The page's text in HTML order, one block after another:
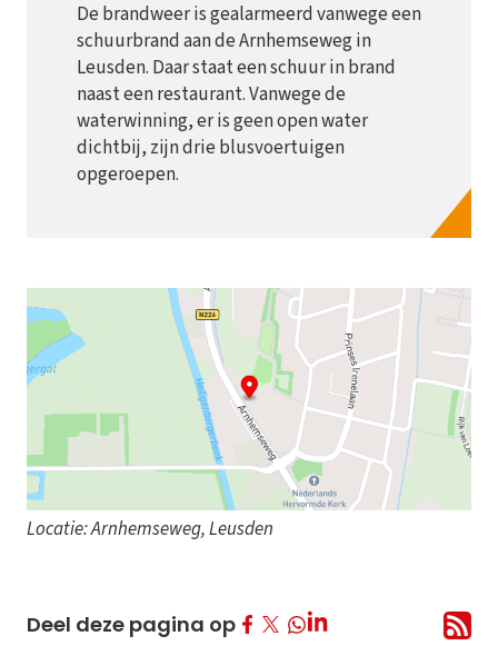
De brandweer is gealarmeerd vanwege een
schuurbrand aan de Arnhemseweg in
Leusden. Daar staat een schuur in brand
naast een restaurant. Vanwege de
waterwinning, er is geen open water
dichtbij, zijn drie blusvoertuigen
opgeroepen.
Locatie: Arnhemseweg, Leusden
Deel deze pagina opDeel op Facebook
Deel op Twitter
Deel op Whatsapp
Deel op LinkedIn